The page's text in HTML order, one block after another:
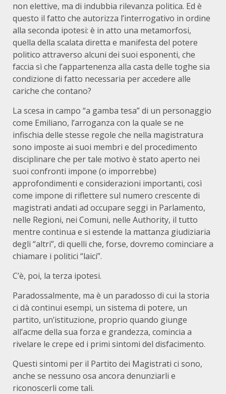
non elettive, ma di indubbia rilevanza politica. Ed è
questo il fatto che autorizza l’interrogativo in ordine
alla seconda ipotesi: è in atto una metamorfosi,
quella della scalata diretta e manifesta del potere
politico attraverso alcuni dei suoi esponenti, che
faccia sì che l’appartenenza alla casta delle toghe sia
condizione di fatto necessaria per accedere alle
cariche che contano?
La scesa in campo “a gamba tesa” di un personaggio
come Emiliano, l’arroganza con la quale se ne
infischia delle stesse regole che nella magistratura
sono imposte ai suoi membri e del procedimento
disciplinare che per tale motivo è stato aperto nei
suoi confronti impone (o imporrebbe)
approfondimenti e considerazioni importanti, così
come impone di riflettere sul numero crescente di
magistrati andati ad occupare seggi in Parlamento,
nelle Regioni, nei Comuni, nelle Authority, il tutto
mentre continua e si estende la mattanza giudiziaria
degli “altri”, di quelli che, forse, dovremo cominciare a
chiamare i politici “laici”.
C’è, poi, la terza ipotesi.
Paradossalmente, ma è un paradosso di cui la storia
ci dà continui esempi, un sistema di potere, un
partito, un’istituzione, proprio quando giunge
all’acme della sua forza e grandezza, comincia a
rivelare le crepe ed i primi sintomi del disfacimento.
Questi sintomi per il Partito dei Magistrati ci sono,
anche se nessuno osa ancora denunziarli e
riconoscerli come tali.